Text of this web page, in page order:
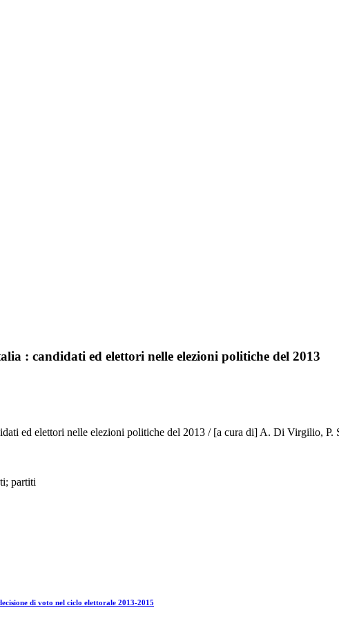
: candidati ed elettori nelle elezioni politiche del 2013
ed elettori nelle elezioni politiche del 2013 / [a cura di] A. Di
partiti
di voto nel ciclo elettorale 2013-2015